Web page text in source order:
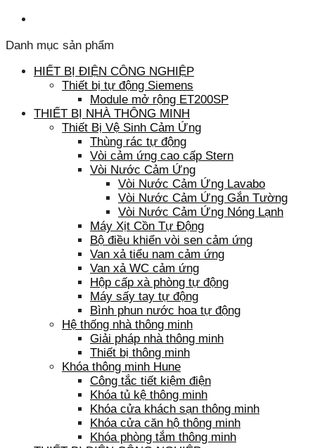
Danh mục sản phẩm
HIẾT BỊ ĐIỆN CÔNG NGHIỆP
Thiết bị tự động Siemens
Module mở rộng ET200SP
THIẾT BỊ NHÀ THÔNG MINH
Thiết Bị Vệ Sinh Cảm Ứng
Thùng rác tự động
Vòi cảm ứng cao cấp Stern
Vòi Nước Cảm Ứng
Vòi Nước Cảm Ứng Lavabo
Vòi Nước Cảm Ứng Gắn Tường
Vòi Nước Cảm Ứng Nóng Lạnh
Máy Xịt Cồn Tự Động
Bộ điều khiển vòi sen cảm ứng
Van xả tiểu nam cảm ứng
Van xả WC cảm ứng
Hộp cấp xà phòng tự động
Máy sấy tay tự động
Bình phun nước hoa tự động
Hệ thống nhà thông minh
Giải pháp nhà thông minh
Thiết bị thông minh
Khóa thông minh Hune
Công tắc tiết kiệm điện
Khóa tủ kệ thông minh
Khóa cửa khách sạn thông minh
Khóa cửa căn hộ thông minh
Khóa phòng tắm thông minh